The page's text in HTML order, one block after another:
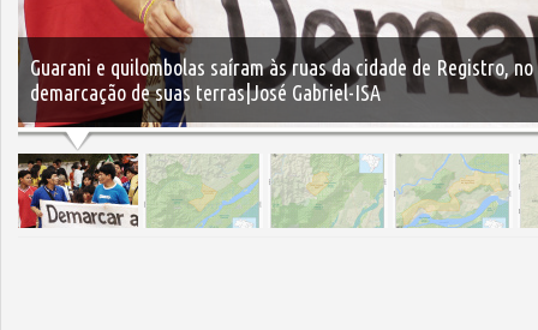
Guarani e quilombolas saíram às ruas da cidade de Registro,
demarcação de suas terras|José Gabriel-ISA